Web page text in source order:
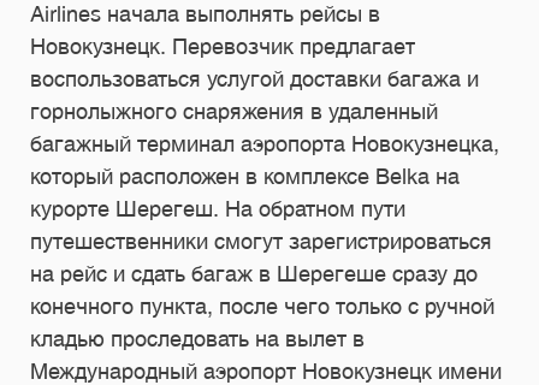
Airlines начала выполнять рейсы в
Новокузнецк. Перевозчик предлагает
воспользоваться услугой доставки багажа и
горнолыжного снаряжения в удаленный
багажный терминал аэропорта Новокузнецка,
который расположен в комплексе Belka на
курорте Шерегеш. На обратном пути
путешественники смогут зарегистрироваться
на рейс и сдать багаж в Шерегеше сразу до
конечного пункта, после чего только с ручной
кладью проследовать на вылет в
Международный аэропорт Новокузнецк имени